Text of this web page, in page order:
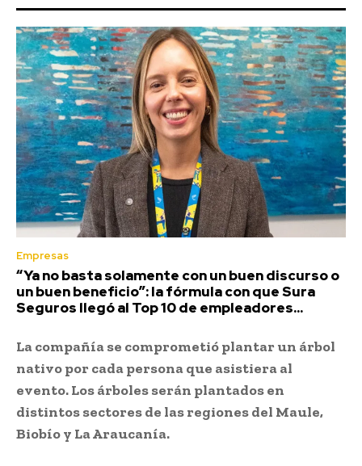
Empresas
“Ya no basta solamente con un buen discurso o
un buen beneficio”: la fórmula con que Sura
Seguros llegó al Top 10 de empleadores...
La compañía se comprometió plantar un árbol
nativo por cada persona que asistiera al
evento. Los árboles serán plantados en
distintos sectores de las regiones del Maule,
Biobío y La Araucanía.